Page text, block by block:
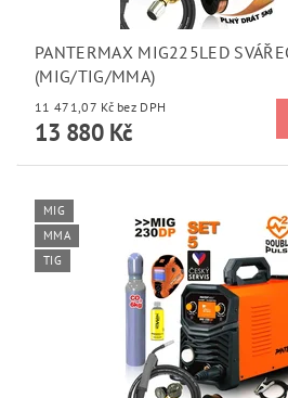
PANTERMAX MIG225LED
(MIG/TIG/MMA)
11 471,07 Kč bez DPH
13 880 Kč
MIG
MMA
TIG